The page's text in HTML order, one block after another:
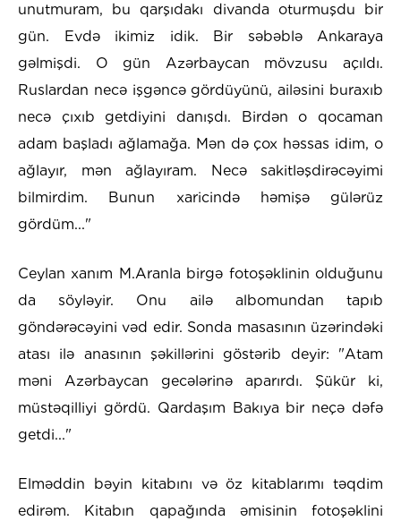
unutmuram, bu qarşıdakı divanda oturmuşdu bir
gün. Evdə ikimiz idik. Bir səbəblə Ankaraya
gəlmişdi. O gün Azərbaycan mövzusu açıldı.
Ruslardan necə işgəncə gördüyünü, ailəsini buraxıb
necə çıxıb getdiyini danışdı. Birdən o qocaman
adam başladı ağlamağa. Mən də çox həssas idim, o
ağlayır, mən ağlayıram. Necə sakitləşdirəcəyimi
bilmirdim. Bunun xaricində həmişə gülərüz
gördüm..."
Ceylan xanım M.Aranla birgə fotoşəklinin olduğunu
da söyləyir. Onu ailə albomundan tapıb
göndərəcəyini vəd edir. Sonda masasının üzərindəki
atası ilə anasının şəkillərini göstərib deyir: "Atam
məni Azərbaycan gecələrinə aparırdı. Şükür ki,
müstəqilliyi gördü. Qardaşım Bakıya bir neçə dəfə
getdi..."
Elməddin bəyin kitabını və öz kitablarımı təqdim
edirəm. Kitabın qapağında əmisinin fotoşəklini